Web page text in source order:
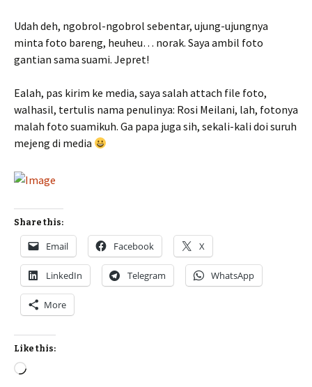
Udah deh, ngobrol-ngobrol sebentar, ujung-ujungnya
minta foto bareng, heuheu… norak. Saya ambil foto
gantian sama suami. Jepret!
Ealah, pas kirim ke media, saya salah attach file foto,
walhasil, tertulis nama penulinya: Rosi Meilani, lah, fotonya
malah foto suamikuh. Ga papa juga sih, sekali-kali doi suruh
mejeng di media
Share this:
Email Facebook X
LinkedIn Telegram WhatsApp
More
Like this:
Loading…